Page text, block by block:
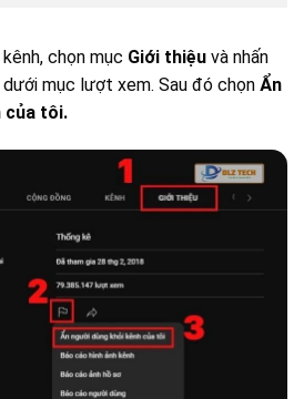
chọn mục Giới thiệu và nhấn
dưới mục lượt xem. Sau đó chọn Ẩn
của tôi.